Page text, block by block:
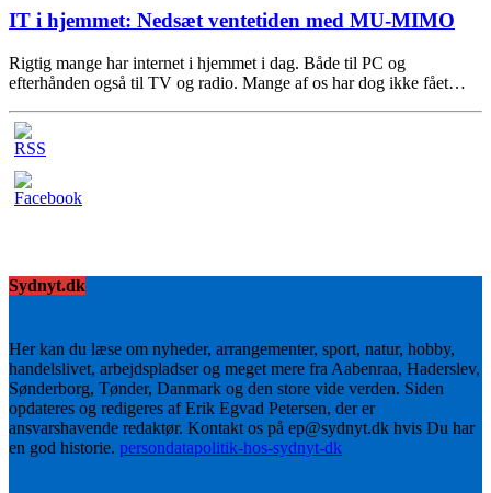
IT i hjemmet: Nedsæt ventetiden med MU-MIMO
Rigtig mange har internet i hjemmet i dag. Både til PC og
efterhånden også til TV og radio. Mange af os har dog ikke fået…
Sydnyt.dk
Her kan du læse om nyheder, arrangementer, sport, natur, hobby,
handelslivet, arbejdspladser og meget mere fra Aabenraa, Haderslev,
Sønderborg, Tønder, Danmark og den store vide verden. Siden
opdateres og redigeres af Erik Egvad Petersen, der er
ansvarshavende redaktør. Kontakt os på ep@sydnyt.dk hvis Du har
en god historie. persondatapolitik-hos-sydnyt-dk